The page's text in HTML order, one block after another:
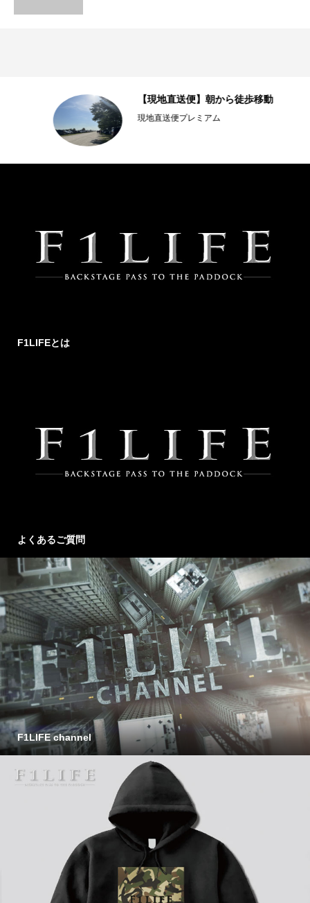
【現地直送便】朝から徒歩移動
現地直送便プレミアム
F1LIFEとは
よくあるご質問
F1LIFE channel